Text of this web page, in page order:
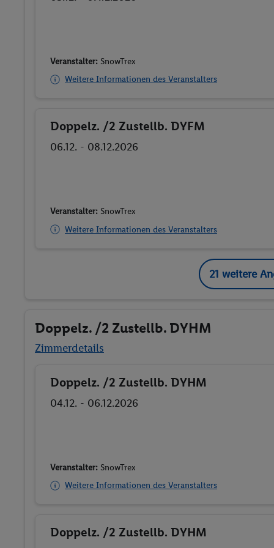
Veranstalter: SnowTrex
Weitere Informationen des Veranstalters
Buchen
Doppelz. /2 Zustellb. DYFM
06.12. - 08.12.2026
Veranstalter: SnowTrex
Weitere Informationen des Veranstalters
21 weitere
Doppelz. /2 Zustellb. DYHM
Zimmerdetails
Buchen
Doppelz. /2 Zustellb. DYHM
04.12. - 06.12.2026
Veranstalter: SnowTrex
Weitere Informationen des Veranstalters
Buchen
Doppelz. /2 Zustellb. DYHM